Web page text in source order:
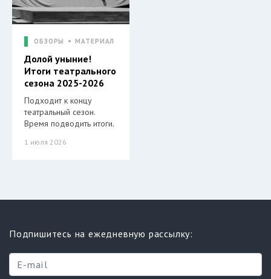
ОБЗОРЫ МАТЕРИАЛ
Долой уныние!
Итоги театрального
сезона 2025-2026
Подходит к концу
театральный сезон.
Время подводить итоги.
1 июля 2026
Подпишитесь на ежедневную рассылку: